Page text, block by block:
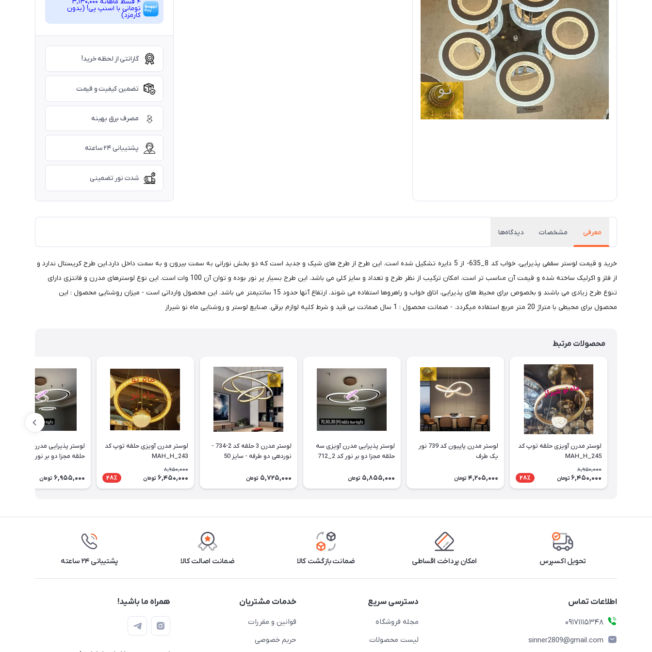
تومانی با اسنپ ‌پی! (بدون
کارمزد)
گارانتی از لحظه خرید!
تضمین کیفیت و قیمت
مصرف برق بهینه
پشتیبانی ۲۴ ساعته
شدت نور تضمینی
معرفی مشخصات دیدگاه‌ها
خرید و قیمت لوستر سقفی پذیرایی، خواب کد 8_635- از 5 دایره تشکیل شده است. این طرح از طرح های شیک و جدید است که دو بخش نورانی به سمت بیرون و به سمت داخل دارد.این طرح کریستال ندارد و
از فلز و اکرلیک ساخته شده و قیمت آن مناسب تر است. امکان ترکیب از نظر طرح و تعداد و سایز کلی می باشد. این طرح بسیار پر نور بوده و توان آن 100 وات است. این نوع لوسترهای مدرن و فانتزی دارای
تنوع طرح زیادی می باشند و بخصوص برای محیط های پذیرایی، اتاق خواب و راهروها استفاده می شوند. ارتفاع آنها حدود 15 سانتیمتر می باشد. این محصول وارداتی است - میزان روشنایی محصول : این
محصول برای محیطی با متراژ 20 متر مربع استفاده میگردد. - ضمانت محصول : 1 سال ضمانت بی قید و شرط کلیه لوازم برقی. صنایع لوستر و روشنایی ماه نو شیراز
محصولات مرتبط
لوستر مدرن آویزی حلقه توپ کد
MAH_H_245
8,950,000
6,450,000 تومان 28٪
لوستر مدرن پاپیون کد 739 نور
یک طرف
4,205,000 تومان
لوستر پذیرایی مدرن آویزی سه
حلقه مجزا دو بر نور کد 2_712
5,855,000 تومان
لوستر مدرن 3 حلقه کد 2-734 -
نوردهی دو طرفه - سایز 50
5,725,000 تومان
لوستر مدرن آویزی حلقه توپ کد
MAH_H_243
8,950,000
6,450,000 تومان 28٪
لوستر پذیرایی مدرن آویزی سه
حلقه مجزا دو بر نور 70 کد 2_713
6,955,000 تومان
تحویل اکسپرس امکان پرداخت اقساطی ضمانت بازگشت کالا ضمانت اصالت کالا پشتیبانی ۲۴ ساعته
اطلاعات تماس
09171115348
sinner2809@gmail.com
دسترسی سریع
مجله فروشگاه
لیست محصولات
خدمات مشتریان
قوانین و مقررات
حریم خصوصی
همراه ما باشید!